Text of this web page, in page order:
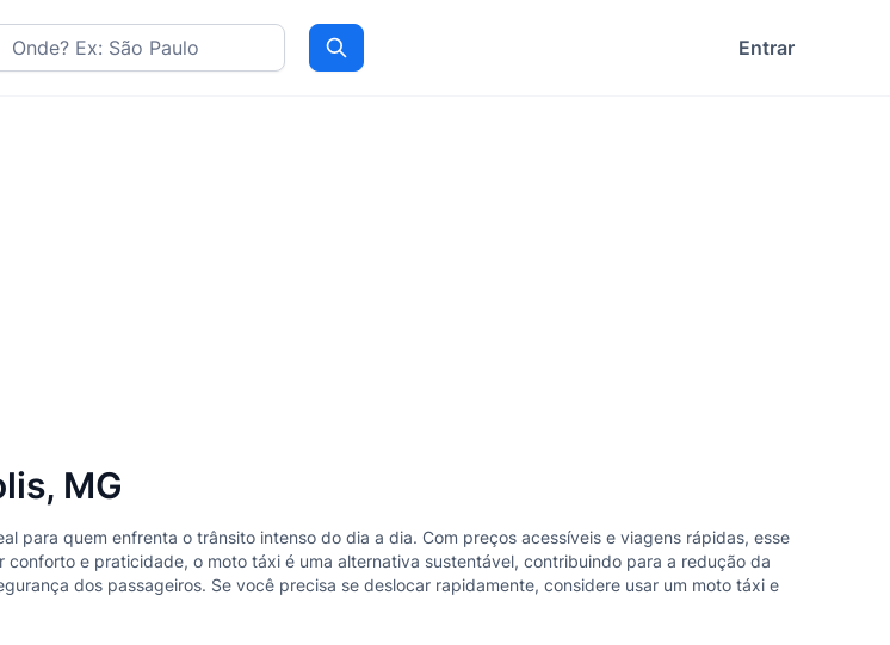
Procurar Entrar
MG
para quem enfrenta o trânsito intenso do dia a dia. Com preços acessíveis e viagens rápidas, esse
e praticidade, o moto táxi é uma alternativa sustentável, contribuindo para a redução da
dos passageiros. Se você precisa se deslocar rapidamente, considere usar um moto táxi e